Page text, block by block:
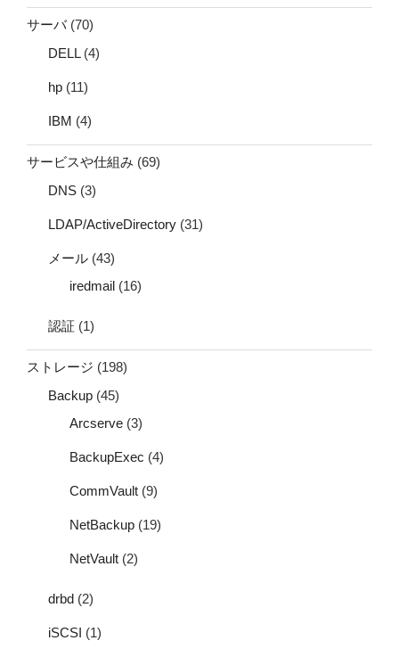
サーバ(70)
DELL(4)
hp (11)
IBM (4)
サービスや仕組み (69)
DNS (3)
LDAP/ActiveDirectory (31)
メール (43)
iredmail (16)
認証 (1)
ストレージ (198)
Backup (45)
Arcserve (3)
BackupExec (4)
CommVault (9)
NetBackup (19)
NetVault (2)
drbd (2)
iSCSI (1)